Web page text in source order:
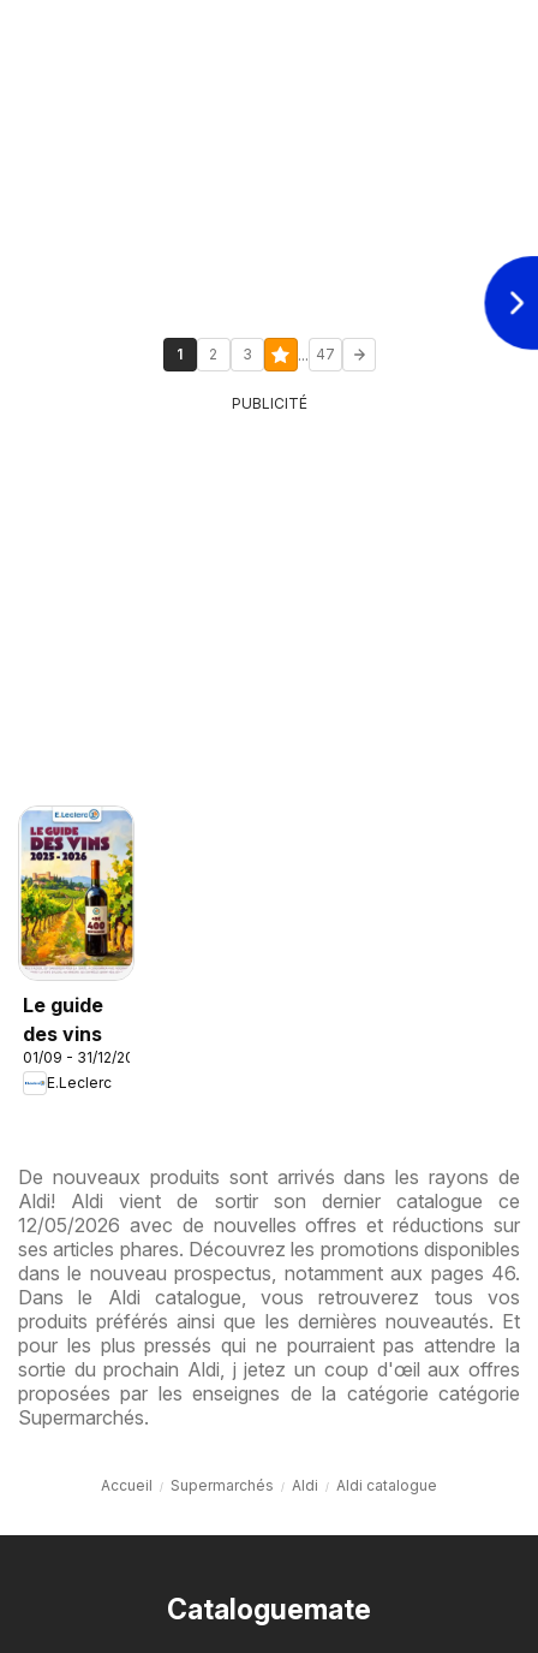
1 2 3 ... 47
PUBLICITÉ
Le guide
des vins
01/09 - 31/12/2026
E.Leclerc
De nouveaux produits sont arrivés dans les rayons de
Aldi! Aldi vient de sortir son dernier catalogue ce
12/05/2026 avec de nouvelles offres et réductions sur
ses articles phares. Découvrez les promotions disponibles
dans le nouveau prospectus, notamment aux pages 46.
Dans le Aldi catalogue, vous retrouverez tous vos
produits préférés ainsi que les dernières nouveautés. Et
pour les plus pressés qui ne pourraient pas attendre la
sortie du prochain Aldi, j jetez un coup d'œil aux offres
proposées par les enseignes de la catégorie catégorie
Supermarchés.
Accueil Supermarchés Aldi Aldi catalogue
Cataloguemate